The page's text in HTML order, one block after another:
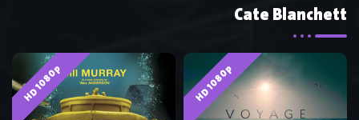
Cate Blanchett
HD 1080p
HD 1080p